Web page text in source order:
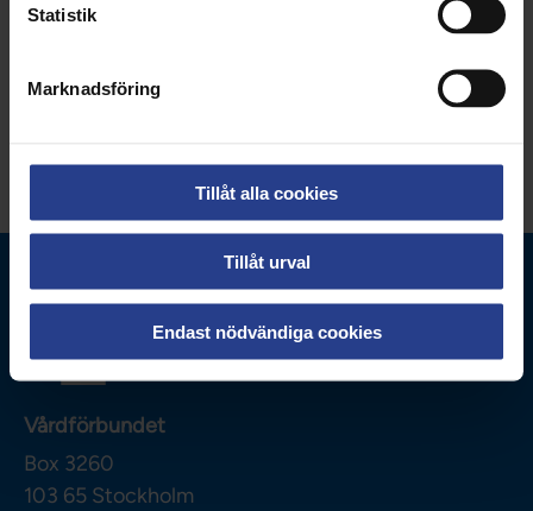
Statistik
Marknadsföring
Tillåt alla cookies
Tillåt urval
Endast nödvändiga cookies
Vårdförbundet
Box 3260
103 65 Stockholm